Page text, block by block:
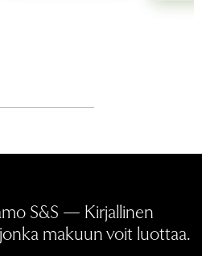
S&S — Kirjallinen
makuun voit luottaa.